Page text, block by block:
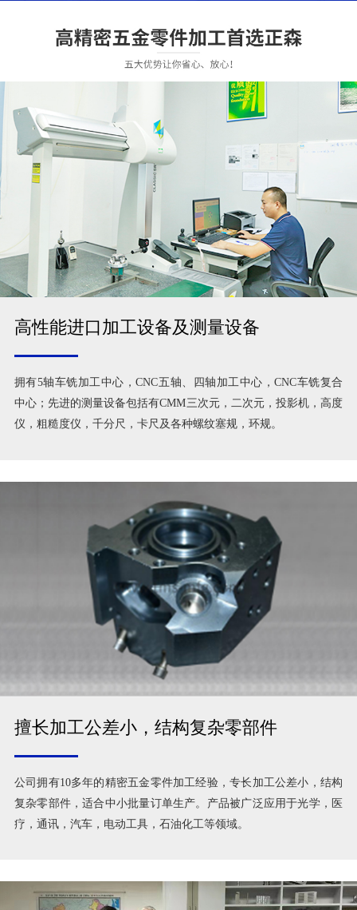
高性能进口加工设备及测量设备
拥有5轴车铣加工中心，CNC五轴、四轴加工中心，CNC车铣复合
中心；先进的测量设备包括有CMM三次元，二次元，投影机，高度
仪，粗糙度仪，千分尺，卡尺及各种螺纹塞规，环规。
擅长加工公差小，结构复杂零部件
公司拥有10多年的精密五金零件加工经验，专长加工公差小，结构
复杂零部件，适合中小批量订单生产。产品被广泛应用于光学，医
疗，通讯，汽车，电动工具，石油化工等领域。